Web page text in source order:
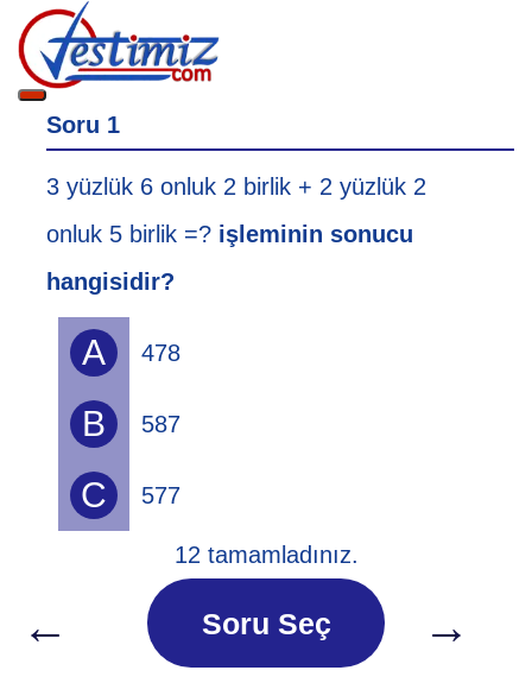
Soru 1
3 yüzlük 6 onluk 2 birlik + 2 yüzlük 2
onluk 5 birlik =? işleminin sonucu
hangisidir?
A 478
B 587
C 577
12 tamamladınız.
← Soru Seç →